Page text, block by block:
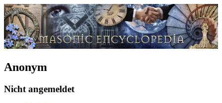
Anonym
Nicht angemeldet